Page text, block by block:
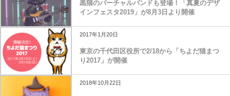
黒猫のバーチャルバンドも登場！「真夏のデザ
インフェスタ2019」が8月3日より開催
2017年1月20日
東京の千代田区役所で2/18から「ちよだ猫まつ
り2017」が開催
2018年10月22日